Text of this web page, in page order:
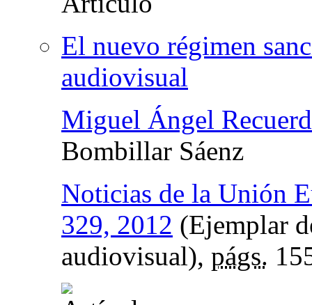
El nuevo régimen
audiovisual
Miguel Ángel
Bombillar Sáenz
Noticias de la Unión
329, 2012 (Ejemplar
audiovisual), págs.